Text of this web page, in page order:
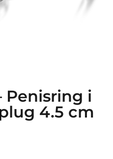
Penisring i
4.5 cm